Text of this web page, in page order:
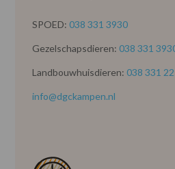
SPOED: 038 331 3930
Gezelschapsdieren: 038 331
Landbouwhuisdieren: 038 331
info@dgckampen.nl